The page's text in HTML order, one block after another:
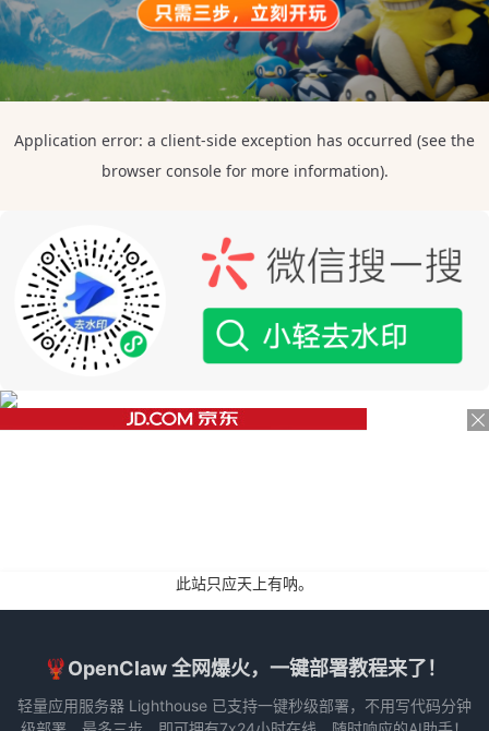
此站只应天上有呐。
🦞OpenClaw 全网爆火，一键部署教程来了！
轻量应用服务器 Lighthouse 已支持一键秒级部署，不用写代码分钟